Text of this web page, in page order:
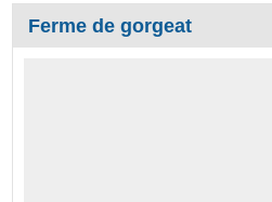
Ferme de gorgeat